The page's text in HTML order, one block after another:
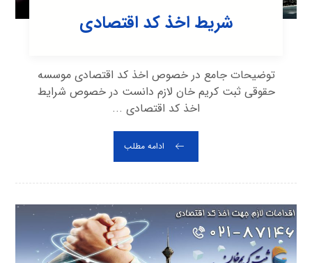
شریط اخذ کد اقتصادی
توضیحات جامع در خصوص اخذ کد اقتصادی موسسه
حقوقی ثبت کریم خان لازم دانست در خصوص شرایط
اخذ کد اقتصادی ...
ادامه مطلب